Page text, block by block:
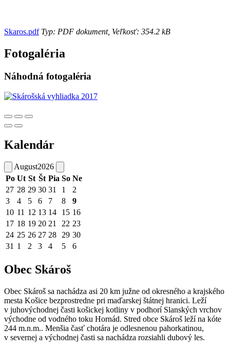
Skaros.pdfTyp: PDF dokument, Veľkosť: 354.2 kB
Fotogaléria
Náhodná fotogaléria
Kalendár
August2026
Po Ut St Št Pia So Ne
27 28 29 30 31 1
2
3
4 5 6 7 8
9
10 11 12 13 14 15 16
17 18 19 20 21 22 23
24 25 26 27 28 29 30
31 1 2 3 4 5 6
Obec Skároš
Obec Skároš sa nachádza asi 20 km južne od okresného a krajského
mesta Košice bezprostredne pri maďarskej štátnej hranici. Leží
v juhovýchodnej časti košickej kotliny v podhorí Slanských vrchov
východne od vodného toku Hornád. Stred obce Skároš leží na kóte
244 m.n.m.. Menšia časť chotára je odlesnenou pahorkatinou,
v severnej a východnej časti sa nachádza rozsiahli dubový les.